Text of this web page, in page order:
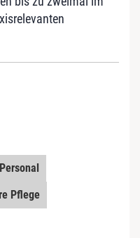
Personal
Pflege